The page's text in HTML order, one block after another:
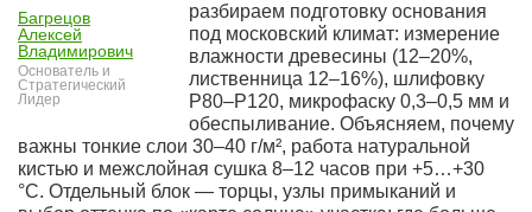
Багрецов
Алексей
Владимирович
Основатель и
Стратегический
Лидер
разбираем подготовку основания
под московский климат: измерение
влажности древесины (12–20%,
лиственница 12–16%), шлифовку
P80–P120, микрофаску 0,3–0,5 мм и
обеспыливание. Объясняем, почему
важны тонкие слои 30–40 г/м², работа натуральной
кистью и межслойная сушка 8–12 часов при +5…+30
°C. Отдельный блок — торцы, узлы примыканий и